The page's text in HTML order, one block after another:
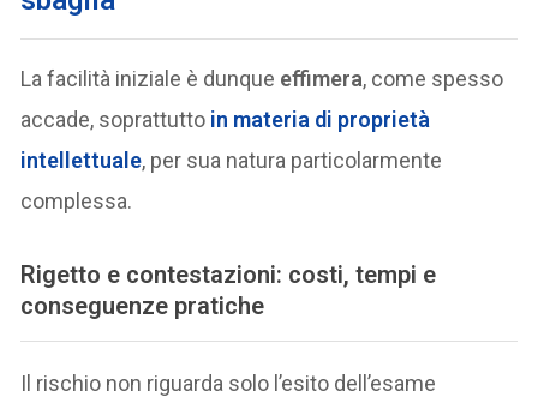
La facilità iniziale è dunque effimera, come spesso
accade, soprattutto in materia di proprietà
intellettuale, per sua natura particolarmente
complessa.
Rigetto e contestazioni: costi, tempi e
conseguenze pratiche
Il rischio non riguarda solo l’esito dell’esame